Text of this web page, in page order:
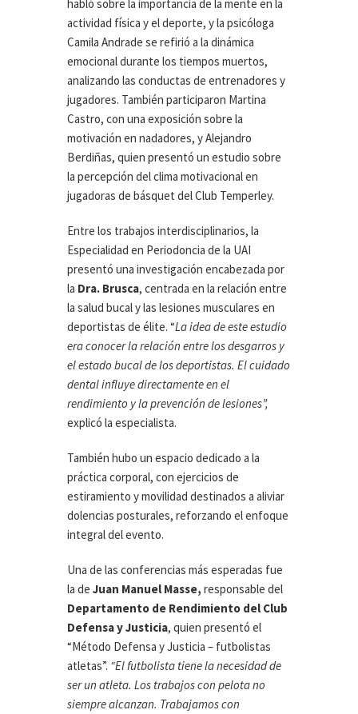
habló sobre la importancia de la mente en la
actividad física y el deporte, y la psicóloga
Camila Andrade se refirió a la dinámica
emocional durante los tiempos muertos,
analizando las conductas de entrenadores y
jugadores. También participaron Martina
Castro, con una exposición sobre la
motivación en nadadores, y Alejandro
Berdiñas, quien presentó un estudio sobre
la percepción del clima motivacional en
jugadoras de básquet del Club Temperley.
Entre los trabajos interdisciplinarios, la
Especialidad en Periodoncia de la UAI
presentó una investigación encabezada por
la Dra. Brusca, centrada en la relación entre
la salud bucal y las lesiones musculares en
deportistas de élite. “La idea de este estudio
era conocer la relación entre los desgarros y
el estado bucal de los deportistas. El cuidado
dental influye directamente en el
rendimiento y la prevención de lesiones”,
explicó la especialista.
También hubo un espacio dedicado a la
práctica corporal, con ejercicios de
estiramiento y movilidad destinados a aliviar
dolencias posturales, reforzando el enfoque
integral del evento.
Una de las conferencias más esperadas fue
la de Juan Manuel Masse, responsable del
Departamento de Rendimiento del Club
Defensa y Justicia, quien presentó el
“Método Defensa y Justicia – futbolistas
atletas”. “El futbolista tiene la necesidad de
ser un atleta. Los trabajos con pelota no
siempre alcanzan. Trabajamos con